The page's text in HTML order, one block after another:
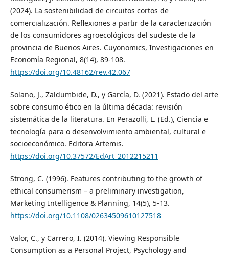
(2024). La sostenibilidad de circuitos cortos de
comercialización. Reflexiones a partir de la caracterización
de los consumidores agroecológicos del sudeste de la
provincia de Buenos Aires. Cuyonomics, Investigaciones en
Economía Regional, 8(14), 89-108.
https://doi.org/10.48162/rev.42.067
Solano, J., Zaldumbide, D., y García, D. (2021). Estado del arte
sobre consumo ético en la última década: revisión
sistemática de la literatura. En Perazolli, L. (Ed.), Ciencia e
tecnología para o desenvolvimiento ambiental, cultural e
socioeconómico. Editora Artemis.
https://doi.org/10.37572/EdArt_2012215211
Strong, C. (1996). Features contributing to the growth of
ethical consumerism – a preliminary investigation,
Marketing Intelligence & Planning, 14(5), 5-13.
https://doi.org/10.1108/02634509610127518
Valor, C., y Carrero, I. (2014). Viewing Responsible
Consumption as a Personal Project, Psychology and